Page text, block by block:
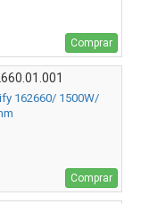
Comprar
162660/ 1500W/
Comprar